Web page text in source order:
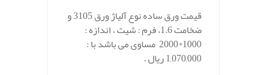
قیمت ورق ساده نوع آلیاژ ورق 3105 و
ضخامت 1.6، فرم : شیت ، اندازه :
1000*2000 مساوی می باشد با :
1,070,000 ریال .